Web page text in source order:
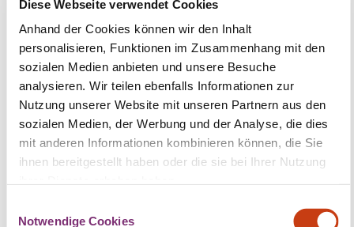
Diese Webseite verwendet Cookies
Anhand der Cookies können wir den Inhalt
personalisieren, Funktionen im Zusammenhang mit den
sozialen Medien anbieten und unsere Besuche
analysieren. Wir teilen ebenfalls Informationen zur
Nutzung unserer Website mit unseren Partnern aus den
sozialen Medien, der Werbung und der Analyse, die dies
mit anderen Informationen kombinieren können, die Sie
ihnen bereitgestellt haben oder die sie bei Ihrer Nutzung
Notwendige Cookies
particularly in new applications of remote sensing
data in the humanitarian aid and defence sectors.
Throughout the day, the mysteries behind Digital
Twin will be unravelled by exploring applications
and their synergies with Artificial Intelligence to
unveil new dimensions of data analysis and
interpretation.
whose advanced endeavours have elevated the